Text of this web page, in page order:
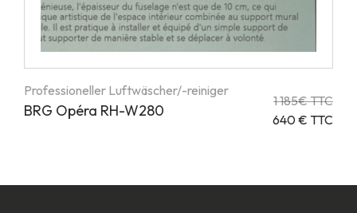
Professioneller Luftwäscher/-reiniger
BRG Opéra RH-W280
1 185€ TTC
640 € TTC